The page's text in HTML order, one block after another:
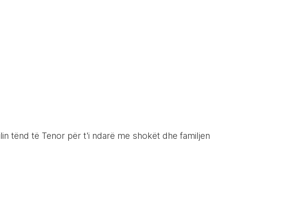
tënd të Tenor për t'i ndarë me shokët dhe familjen